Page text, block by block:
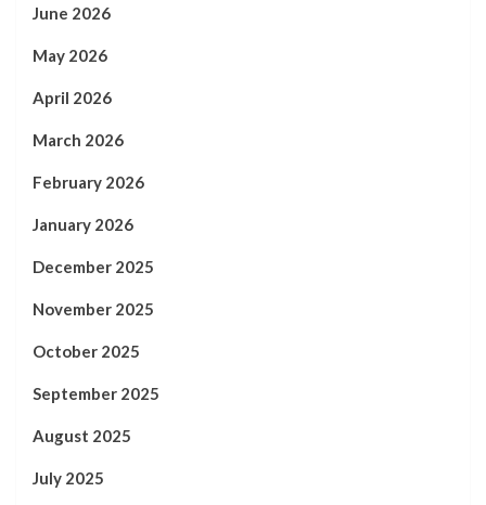
June 2026
May 2026
April 2026
March 2026
February 2026
January 2026
December 2025
November 2025
October 2025
September 2025
August 2025
July 2025